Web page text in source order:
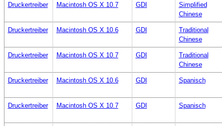
Druckertreiber Macintosh OS X 10.7 GDI
Simplified
Chinese
Druckertreiber Macintosh OS X 10.6 GDI
Traditional
Chinese
Druckertreiber Macintosh OS X 10.7 GDI
Traditional
Chinese
Druckertreiber Macintosh OS X 10.6 GDI Spanisch
Druckertreiber Macintosh OS X 10.7 GDI Spanisch